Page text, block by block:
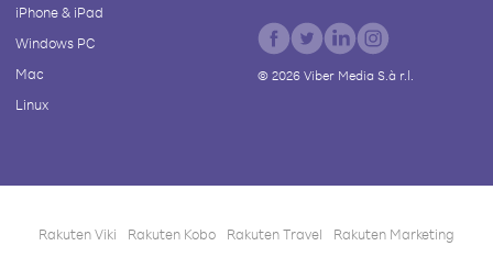
iPhone & iPad
Windows PC
Mac
Linux
© 2026Viber Media S.à r.l.
Rakuten Viki Rakuten Kobo Rakuten Travel Rakuten Marketing